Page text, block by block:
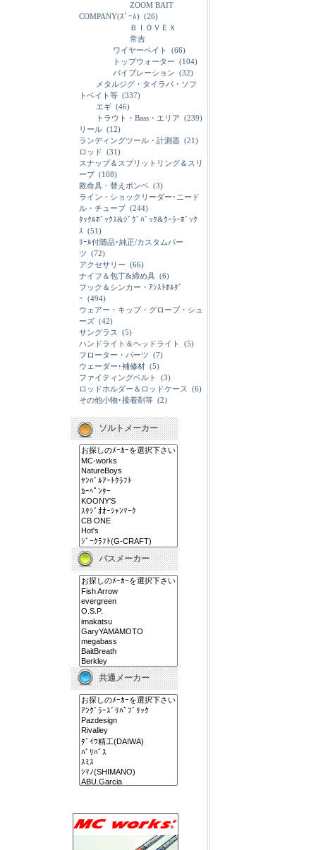
ZOOM BAIT
COMPANY(ｽﾞｰﾑ) (26)
ＢＩＯＶＥＸ
常吉
ワイヤーベイト
(66)
トップウォーター (104)
バイブレーション (32)
メタルジグ・タイラバ・ソフ
トベイト等 (337)
エギ (46)
トラウト・Bass・エリア (239)
リール (12)
ランディングツール・計測器 (21)
ロッド (31)
スナップ＆スプリットリング＆スリ
ーブ (108)
救命具・替えボンベ (3)
ライン・ショックリーダー･ニード
ル・チューブ (244)
ﾀｯｸﾙﾎﾞｯｸｽ&ｼﾞｸﾞﾊﾞｯｸ&ｸｰﾗｰﾎﾞｯｸ
ｽ (51)
ﾘｰﾙ付随品･純正/カスタムパー
ツ (72)
アクセサリー (66)
ナイフ＆包丁&締め具 (6)
フック＆シンカー・ｱｼｽﾄﾎﾙﾀﾞ
ｰ (494)
ウェアー・キップ・グローブ・シュ
ーズ (42)
サングラス
(5)
ハンドライト＆ヘッドライト
(5)
フローター・パーツ (7)
ウェーダー･補修材 (5)
ファイティングベルト
(3)
ロッドホルダー＆ロッドケース
(6)
その他小物･接着剤等 (2)
ソルトメーカー
バスメーカー
共通メーカー